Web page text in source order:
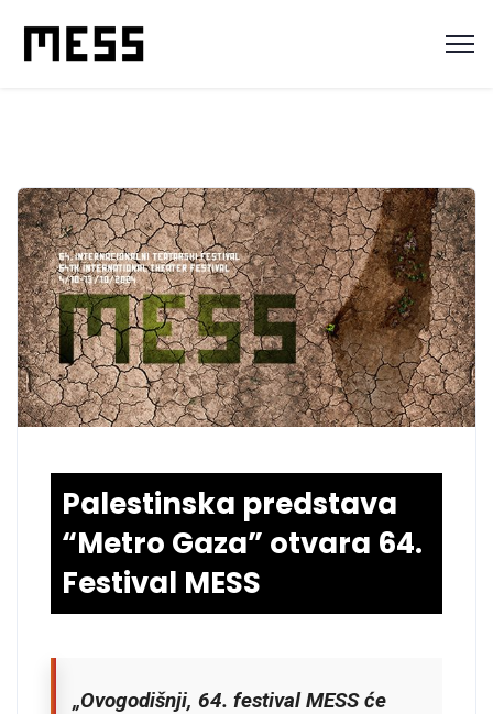
Palestinska predstava
“Metro Gaza” otvara 64.
Festival MESS
„Ovogodišnji, 64. festival MESS će